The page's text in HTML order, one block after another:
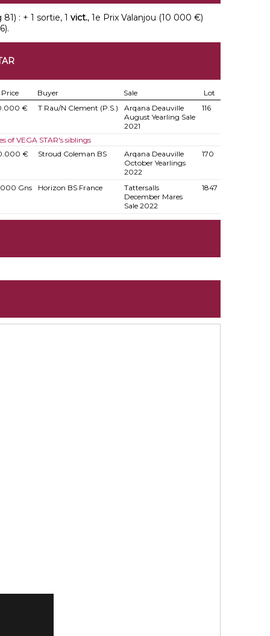
: + 1 sortie, 1 vict., 1e Prix Valanjou (10 000 €)
Price Buyer Sale
Lot
€
T Rau/N Clement (P.S.)
Arqana Deauville
August Yearling Sale
2021
116
of VEGA STAR's siblings
€
Stroud Coleman BS
Arqana Deauville
October Yearlings
2022
170
Gns Horizon BS France
Tattersalls
December Mares
Sale 2022
1847